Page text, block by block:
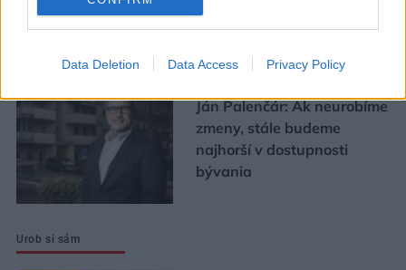
Data Deletion Data Access Privacy Policy
Ján Palenčár: Ak neurobíme
zmeny, stále budeme
najhorší v dostupnosti
bývania
Urob si sám